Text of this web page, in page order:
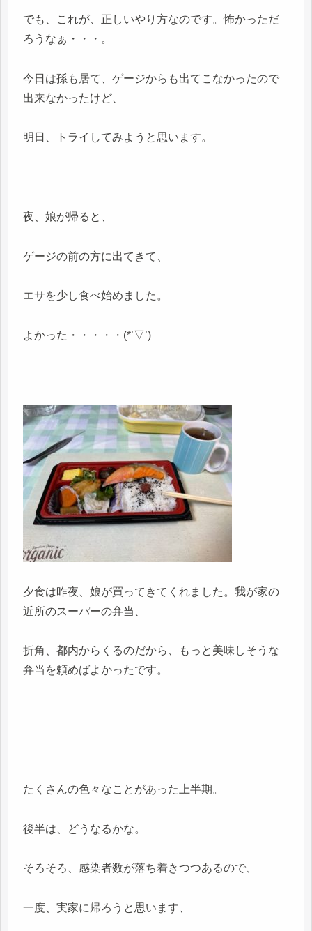
でも、これが、正しいやり方なのです。怖かっただ
ろうなぁ・・・。
今日は孫も居て、ゲージからも出てこなかったので
出来なかったけど、
明日、トライしてみようと思います。
夜、娘が帰ると、
ゲージの前の方に出てきて、
エサを少し食べ始めました。
よかった・・・・・(*’▽’)
夕食は昨夜、娘が買ってきてくれました。我が家の
近所のスーパーの弁当、
折角、都内からくるのだから、もっと美味しそうな
弁当を頼めばよかったです。
たくさんの色々なことがあった上半期。
後半は、どうなるかな。
そろそろ、感染者数が落ち着きつつあるので、
一度、実家に帰ろうと思います、